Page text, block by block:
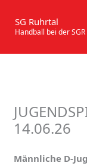
Inhalt
springen
SG Ruhrtal
Handball bei der SGR
14.06.26
Männliche D-